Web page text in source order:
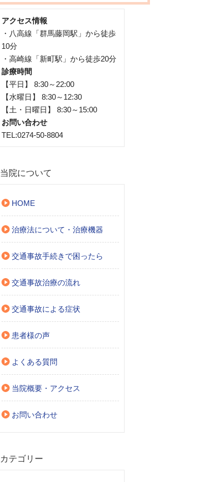
アクセス情報
・八高線「群馬藤岡駅」から徒歩
10分
・高崎線「新町駅」から徒歩20分
診療時間
【平日】 8:30～22:00
【水曜日】 8:30～12:30
【土・日曜日】 8:30～15:00
お問い合わせ
TEL:0274-50-8804
当院について
HOME
治療法について・治療機器
交通事故手続きで困ったら
交通事故治療の流れ
交通事故による症状
患者様の声
よくある質問
当院概要・アクセス
お問い合わせ
カテゴリー